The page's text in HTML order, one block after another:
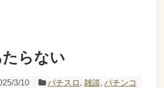
らない
3/10 パチスロ , 雑談, パチンコ